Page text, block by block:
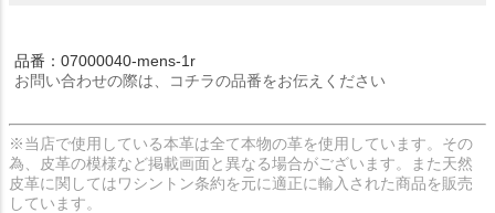
品番：07000040-mens-1r
お問い合わせの際は、コチラの品番をお伝えください
※当店で使用している本革は全て本物の革を使用しています。その
為、皮革の模様など掲載画面と異なる場合がございます。また天然
皮革に関してはワシントン条約を元に適正に輸入された商品を販売
しています。